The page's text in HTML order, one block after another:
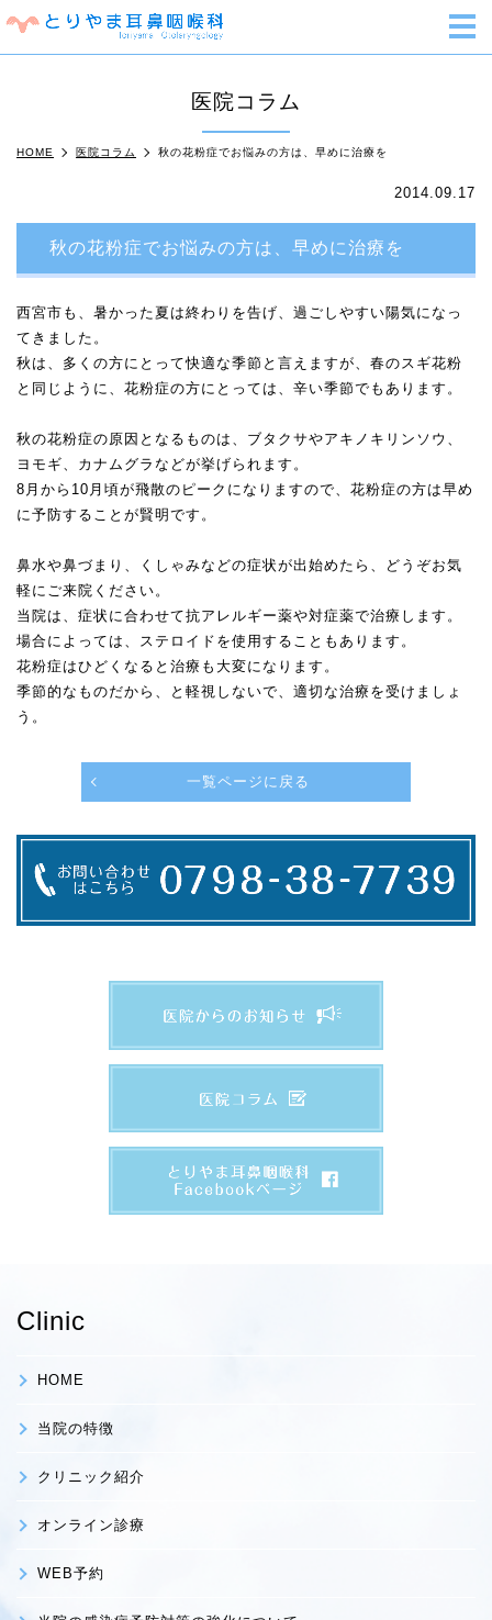
医院コラム
HOME 医院コラム 秋の花粉症でお悩みの方は、早めに治療を
2014.09.17
秋の花粉症でお悩みの方は、早めに治療を
西宮市も、暑かった夏は終わりを告げ、過ごしやすい陽気になっ
てきました。
秋は、多くの方にとって快適な季節と言えますが、春のスギ花粉
と同じように、花粉症の方にとっては、辛い季節でもあります。
秋の花粉症の原因となるものは、ブタクサやアキノキリンソウ、
ヨモギ、カナムグラなどが挙げられます。
8月から10月頃が飛散のピークになりますので、花粉症の方は早め
に予防することが賢明です。
鼻水や鼻づまり、くしゃみなどの症状が出始めたら、どうぞお気
軽にご来院ください。
当院は、症状に合わせて抗アレルギー薬や対症薬で治療します。
場合によっては、ステロイドを使用することもあります。
花粉症はひどくなると治療も大変になります。
季節的なものだから、と軽視しないで、適切な治療を受けましょ
う。
一覧ページに戻る
Clinic
HOME
当院の特徴
クリニック紹介
オンライン診療
WEB予約